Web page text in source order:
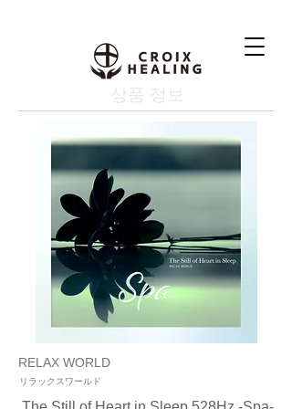
상품 정보
RELAX WORLD
リラックスワールド